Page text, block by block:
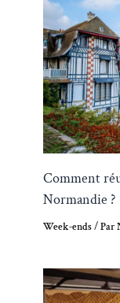
Comment
Normandie ?
Week-ends/ Par